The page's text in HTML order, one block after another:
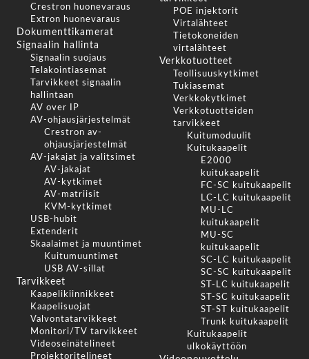
Crestron huonevaraus
Extron huonevaraus
Dokumenttikamerat
Signaalin hallinta
Signaalin suojaus
Telakointiasemat
Tarvikkeet signaalin
hallintaan
AV over IP
AV-ohjausjärjestelmät
Crestron av-
ohjausjärjestelmät
AV-jakajat ja valitsimet
AV-jakajat
AV-kytkimet
AV-matriisit
KVM-kytkimet
USB-hubit
Extenderit
Skaalaimet ja muuntimet
Kuitumuuntimet
USB AV-sillat
Tarvikkeet
Kaapelikiinnikkeet
Kaapelisuojat
Valvontatarvikkeet
Monitori/TV tarvikkeet
Videoseinätelineet
Projektoritelineet
POE injektorit
Virtalähteet
Tietokoneiden
virtalähteet
Verkkotuotteet
Teollisuuskytkimet
Tukiasemat
Verkkokytkimet
Verkkotuotteiden
tarvikkeet
Kuitumoduulit
Kuitukaapelit
E2000
kuitukaapelit
FC-SC kuitukaapelit
LC-LC kuitukaapelit
MU-LC
kuitukaapelit
MU-SC
kuitukaapelit
SC-LC kuitukaapelit
SC-SC kuitukaapelit
ST-LC kuitukaapelit
ST-SC kuitukaapelit
ST-ST kuitukaapelit
Trunk kuitukaapelit
Kuitukaapelit
ulkokäyttöön